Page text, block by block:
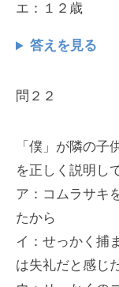
エ：１２歳
答えを見る
問２２
「僕」が隣の
を正しく説明し
ア：コムラサキ
たから
イ：せっかく捕
は失礼だと感じ